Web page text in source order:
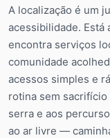
A localização é um
acessibilidade. Está
encontra serviços
comunidade
acessos simples e
rotina sem
serra e aos
ao ar livre —